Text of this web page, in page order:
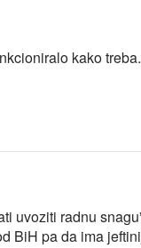
kako
uvoziti radnu
BiH pa da ima